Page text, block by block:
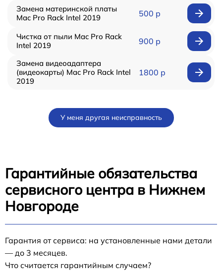
Замена материнской платы
Mac Pro Rack Intel 2019
500 р
Чистка от пыли Mac Pro Rack
Intel 2019
900 р
Замена видеоадаптера
(видеокарты) Mac Pro Rack Intel
2019
1800 р
У меня другая неисправность
Гарантийные обязательства
сервисного центра в Нижнем
Новгороде
Гарантия от сервиса: на установленные нами детали
— до 3 месяцев.
Что считается гарантийным случаем?